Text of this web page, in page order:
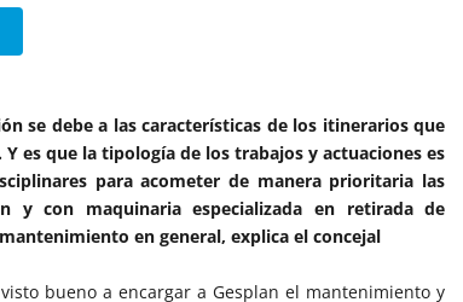
se debe a las características de los itinerarios que
es que la tipología de los trabajos y actuaciones es
para acometer de manera prioritaria las
y con maquinaria especializada en retirada de
en general, explica el concejal
bueno a encargar a Gesplan el mantenimiento y